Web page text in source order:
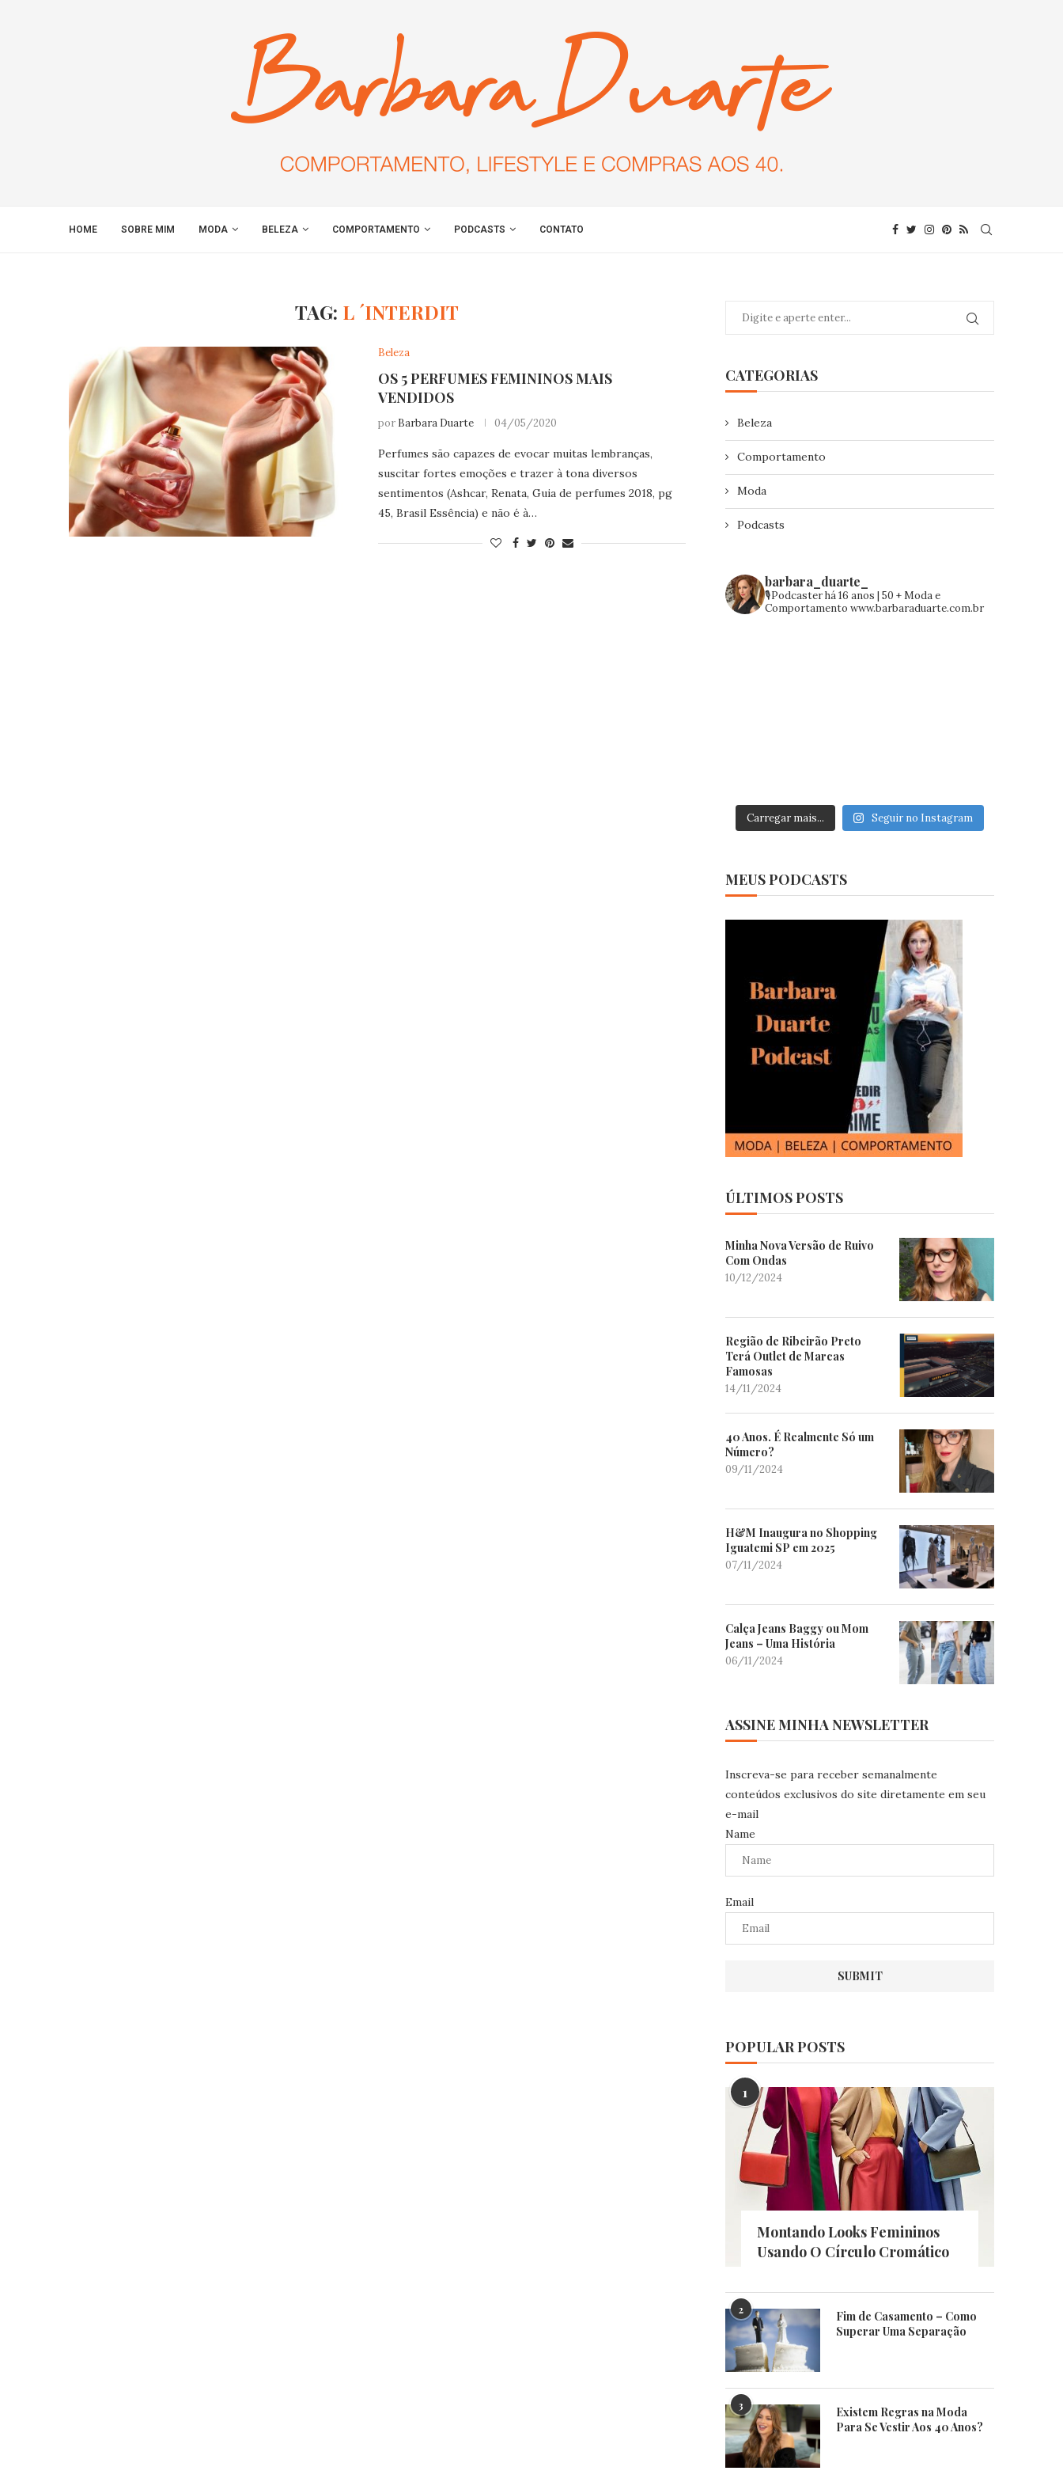
HOME SOBRE MIM MODA BELEZA COMPORTAMENTO PODCASTS CONTATO
TAG: L ´INTERDIT
Beleza
OS 5 PERFUMES FEMININOS MAIS
VENDIDOS
por Barbara Duarte 04/05/2020
Perfumes são capazes de evocar muitas lembranças,
suscitar fortes emoções e trazer à tona diversos
sentimentos (Ashcar, Renata, Guia de perfumes 2018, pg
45, Brasil Essência) e não é à…
CATEGORIAS
Beleza
Comportamento
Moda
Podcasts
barbara_duarte_
🎙️Podcaster há 16 anos | 50 +Moda e
Comportamento www.barbaraduarte.com.br
Carregar mais... Seguir no Instagram
MEUS PODCASTS
ÚLTIMOS POSTS
Minha Nova Versão de Ruivo
Com Ondas
10/12/2024
Região de Ribeirão Preto
Terá Outlet de Marcas
Famosas
14/11/2024
40 Anos. É Realmente Só um
Número?
09/11/2024
H&M Inaugura no Shopping
Iguatemi SP em 2025
07/11/2024
Calça Jeans Baggy ou Mom
Jeans – Uma História
06/11/2024
ASSINE MINHA NEWSLETTER
Inscreva-se para receber semanalmente
conteúdos exclusivos do site diretamente em seu
e-mail
Name
Email
POPULAR POSTS
1
Montando Looks Femininos
Usando O Círculo Cromático
2
Fim de Casamento – Como
Superar Uma Separação
3
Existem Regras na Moda
Para Se Vestir Aos 40 Anos?